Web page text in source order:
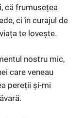
că frumusețea
ci în curajul de
te lovește.
nostru mic,
care veneau
pereții și-mi